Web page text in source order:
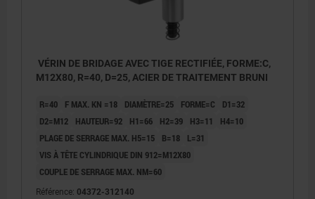
VÉRIN DE BRIDAGE AVEC TIGE RECTIFIÉE, FORME:C,
M12X80, R=40, D=25, ACIER DE TRAITEMENT BRUNI
R=40 F MAX. KN =18 DIAMÈTRE=25 FORME=C
D1=32
D2=M12
HAUTEUR=92 H1=66 H2=39 H3=11
H4=10
PLAGE DE SERRAGE MAX. H5=15
B=18
L=31
VIS À TÊTE CYLINDRIQUE DIN 912=M12X80
COUPLE DE SERRAGE MAX. NM=60
Référence: 04372-312140